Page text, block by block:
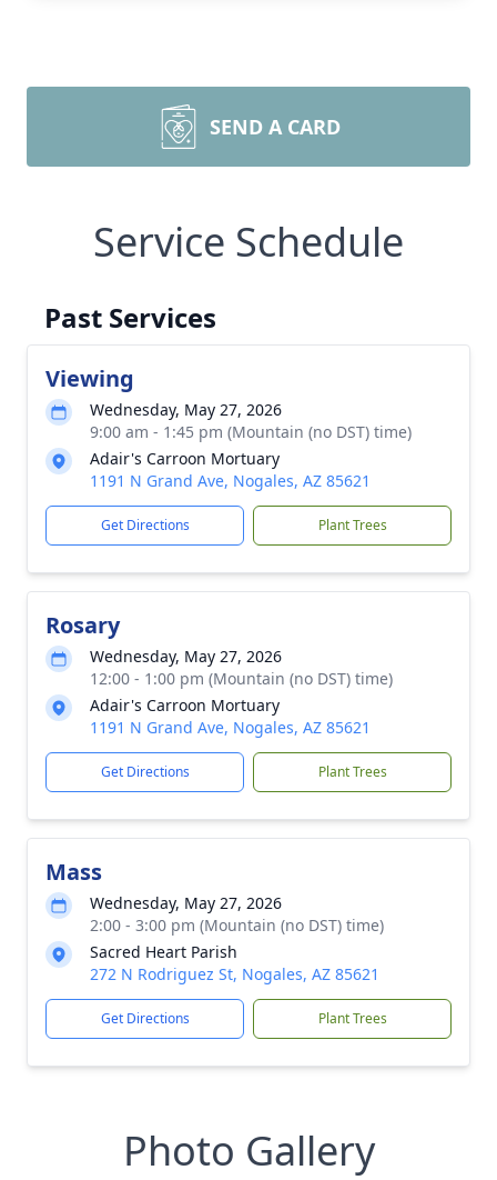
SEND A CARD
Service Schedule
Past Services
Viewing
Wednesday, May 27, 2026
9:00 am - 1:45 pm (Mountain (no DST) time)
Adair's Carroon Mortuary
1191 N Grand Ave, Nogales, AZ 85621
Get Directions Plant Trees
Rosary
Wednesday, May 27, 2026
12:00 - 1:00 pm (Mountain (no DST) time)
Adair's Carroon Mortuary
1191 N Grand Ave, Nogales, AZ 85621
Get Directions Plant Trees
Mass
Wednesday, May 27, 2026
2:00 - 3:00 pm (Mountain (no DST) time)
Sacred Heart Parish
272 N Rodriguez St, Nogales, AZ 85621
Get Directions Plant Trees
Photo Gallery